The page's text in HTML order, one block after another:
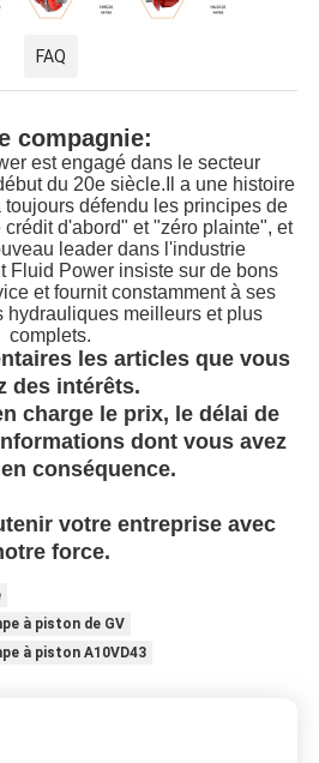
FAQ
compagnie:
est engagé dans le secteur
du 20e siècle.Il a une histoire
toujours défendu les principes de
d'abord" et "zéro plainte", et
leader dans l'industrie
Fluid Power insiste sur de bons
et fournit constamment à ses
hydrauliques meilleurs et plus
complets.
les articles que vous
des intérêts.
charge le prix, le délai de
dont vous avez
conséquence.
votre entreprise avec
force.
à piston de GV
à piston A10VD43